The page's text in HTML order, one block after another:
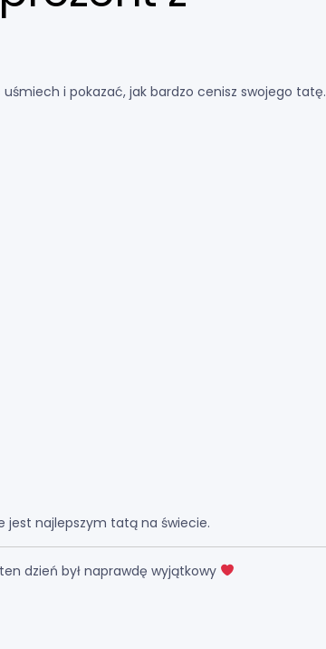
i pokazać, jak bardzo cenisz swojego tatę.
jest najlepszym tatą na świecie.
dzień był naprawdę wyjątkowy